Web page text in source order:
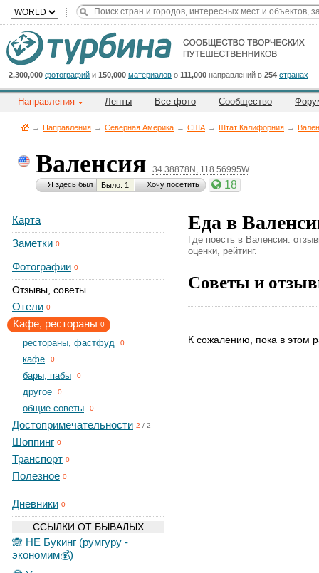
2,300,000 фотографий и 150,000 материалов о 111,000 направлений в 254 странах
Направления Ленты Все фото Сообщество
→ Направления → Северная Америка → CША → Штат Калифорния →
Валенсия 34.38878N, 118.56995W
Я здесь был Было: 1 Хочу посетить 18
Карта
Заметки 0
Фотографии 0
Отзывы, советы
Отели 0
Кафе, рестораны 0
рестораны, фастфуд 0
кафе 0
бары, пабы 0
другое 0
общие советы 0
Достопримечательности 2 / 2
Шоппинг 0
Транспорт 0
Полезное 0
Дневники 0
ССЫЛКИ ОТ БЫВАЛЫХ
🙈 НЕ Букинг (румгуру -
экономим💰)
Еда в
Где поесть в Валенсия:
оценки, рейтинг.
Советы и
К сожалению, пока в этом
Cейчас
на
сайте:
Title
Button